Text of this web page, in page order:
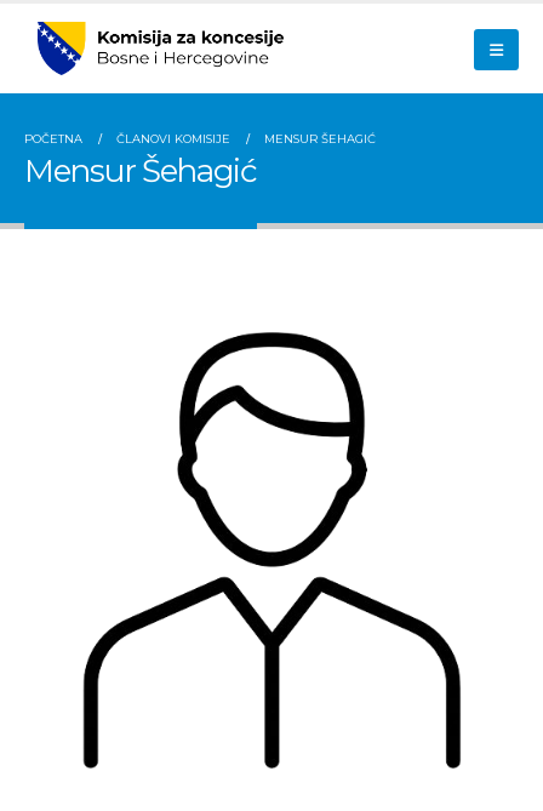
POČETNA ČLANOVI KOMISIJE MENSUR ŠEHAGIĆ
Mensur Šehagić